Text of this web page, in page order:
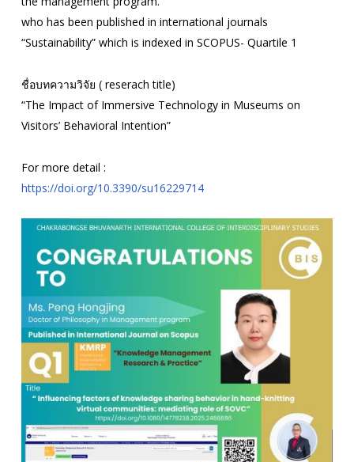
who has been published in international journals
“Sustainability” which is indexed in SCOPUS- Quartile 1
ชื่อบทความวิจัย ( reserach title)
“The Impact of Immersive Technology in Museums on
Visitors’ Behavioral Intention”
For more detail :
https://doi.org/10.3390/su16229714